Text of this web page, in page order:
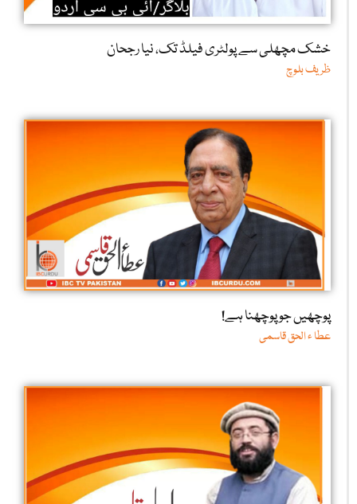
خشک مچھلی سے پولٹری فیلڈ تک، نیا رجحان
ظریف بلوچ
پوچھیں جو پوچھنا ہے!
عطا ء الحق قاسمی